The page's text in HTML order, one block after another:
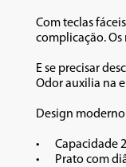
Com teclas
complicação.
E se precisar
Odor auxilia na
Design
•	Capacidade 26L
•	Prato com diâmetro de 270mm